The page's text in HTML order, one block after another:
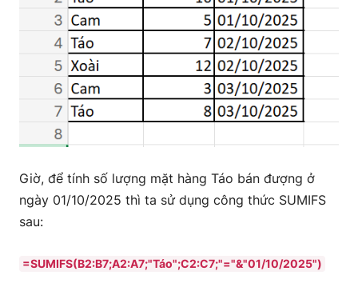
Giờ, để tính số lượng mặt hàng Táo bán đượng ở
ngày 01/10/2025 thì ta sử dụng công thức SUMIFS
sau:
=SUMIFS(B2:B7;A2:A7;"Táo";C2:C7;"="&"01/10/2025")